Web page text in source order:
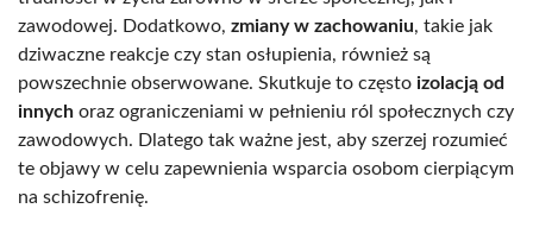
zawodowej. Dodatkowo, zmiany w zachowaniu, takie jak
dziwaczne reakcje czy stan osłupienia, również są
powszechnie obserwowane. Skutkuje to często izolacją od
innych oraz ograniczeniami w pełnieniu ról społecznych czy
zawodowych. Dlatego tak ważne jest, aby szerzej rozumieć
te objawy w celu zapewnienia wsparcia osobom cierpiącym
na schizofrenię.